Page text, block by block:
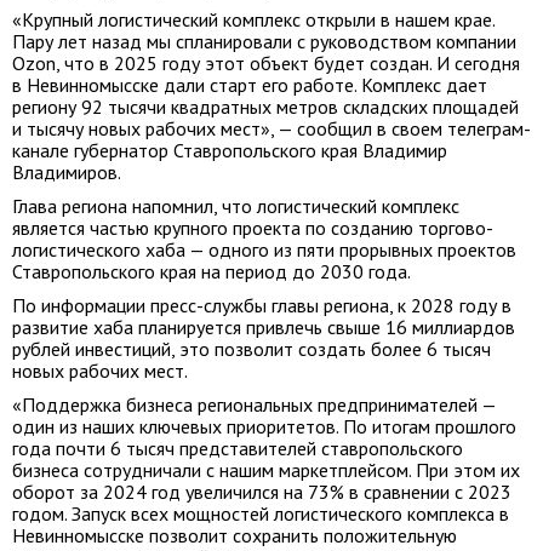
«Крупный логистический комплекс открыли в нашем крае.
Пару лет назад мы спланировали с руководством компании
Ozon, что в 2025 году этот объект будет создан. И сегодня
в Невинномысске дали старт его работе. Комплекс дает
региону 92 тысячи квадратных метров складских площадей
и тысячу новых рабочих мест», — сообщил в своем телеграм-
канале губернатор Ставропольского края Владимир
Владимиров.
Глава региона напомнил, что логистический комплекс
является частью крупного проекта по созданию торгово-
логистического хаба — одного из пяти прорывных проектов
Ставропольского края на период до 2030 года.
По информации пресс-службы главы региона, к 2028 году в
развитие хаба планируется привлечь свыше 16 миллиардов
рублей инвестиций, это позволит создать более 6 тысяч
новых рабочих мест.
«Поддержка бизнеса региональных предпринимателей —
один из наших ключевых приоритетов. По итогам прошлого
года почти 6 тысяч представителей ставропольского
бизнеса сотрудничали с нашим маркетплейсом. При этом их
оборот за 2024 год увеличился на 73% в сравнении с 2023
годом. Запуск всех мощностей логистического комплекса в
Невинномысске позволит сохранить положительную